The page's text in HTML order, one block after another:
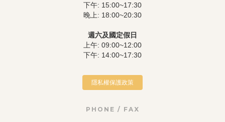
下午: 15:00~17:30
晚上: 18:00~20:30
週六及國定假日
上午: 09:00~12:00
下午: 14:00~17:30
隱私權保護政策
PHONE / FAX